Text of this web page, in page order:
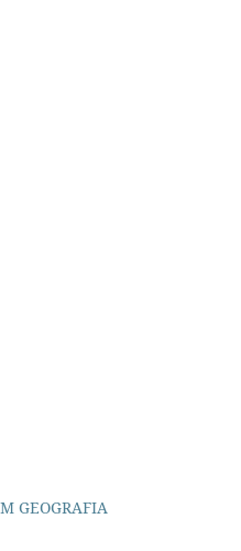
GEOGRAFIA